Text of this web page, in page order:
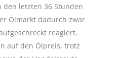
letzten 36 Stunden
Ölmarkt dadurch zwar
reagiert,
auf den Ölpreis, trotz